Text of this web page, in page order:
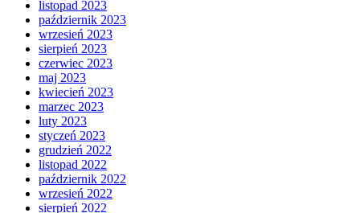
listopad 2023
październik 2023
wrzesień 2023
sierpień 2023
czerwiec 2023
maj 2023
kwiecień 2023
marzec 2023
luty 2023
styczeń 2023
grudzień 2022
listopad 2022
październik 2022
wrzesień 2022
sierpień 2022